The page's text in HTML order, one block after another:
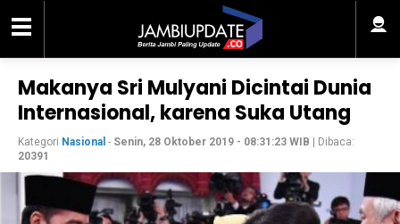
Makanya Sri Mulyani Dicintai Dunia
Internasional, karena Suka Utang
Kategori Nasional - Senin, 28 Oktober 2019 - 08:31:23 WIB | Dibaca:
20391